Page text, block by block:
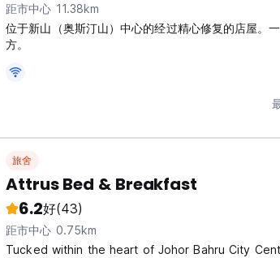
距市中心 11.38km
位于新山（奥斯汀山）中心的经过精心修复的店屋。
方。
旅舍
Attrus Bed & Breakfast
6.2好(43)
距市中心 0.75km
Tucked within the heart of Johor Bahru City